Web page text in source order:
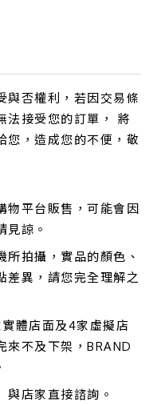
與否權利，若因交易條
法接受您的訂單， 將
您，造成您的不便，敬
平台販售，可能會因
見諒。
拍攝，實品的顏色、
差異，請您完全理解之
體店面及4家虛擬店
來不及下架，BRAND
店家直接諮詢。